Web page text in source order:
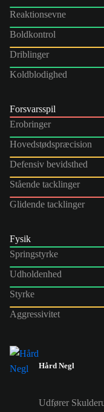
Reaktionsevne
Boldkontrol
Driblinger
Koldblodighed
Forsvarsspil
Erobringer
Hovedstødspræcision
Defensiv bevidsthed
Stående tacklinger
Glidende tacklinger
Fysik
Springstyrke
Udholdenhed
Styrke
Aggressivitet
Hård Negl
Udfører